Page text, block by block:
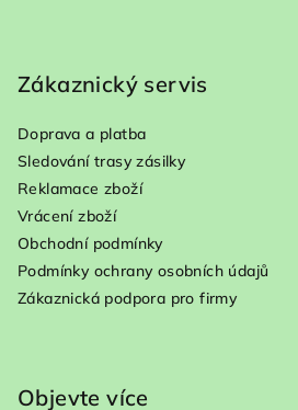
Zákaznický servis
Doprava a platba
Sledování trasy zásilky
Reklamace zboží
Vrácení zboží
Obchodní podmínky
Podmínky ochrany osobních údajů
Zákaznická podpora pro firmy
Objevte více